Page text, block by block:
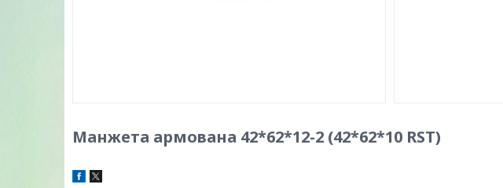
Манжета армована 42*62*12-2 (42*62*10 RST)